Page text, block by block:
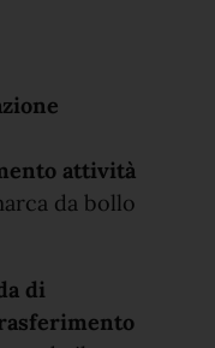
attività
da bollo
di